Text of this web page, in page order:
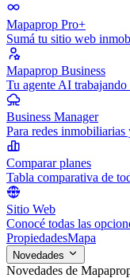
Mapaprop Pro+
Sumá tu sitio web
Mapaprop Business
Tu agente AI
Business Manager
Para redes inmobiliarias
Comparar planes
Tabla comparativa de
Sitio Web
Conocé todas las
PropiedadesMapa
Novedades
Novedades de